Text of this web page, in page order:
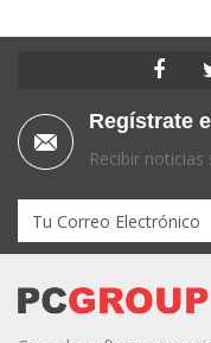
Regístrate
Recibir